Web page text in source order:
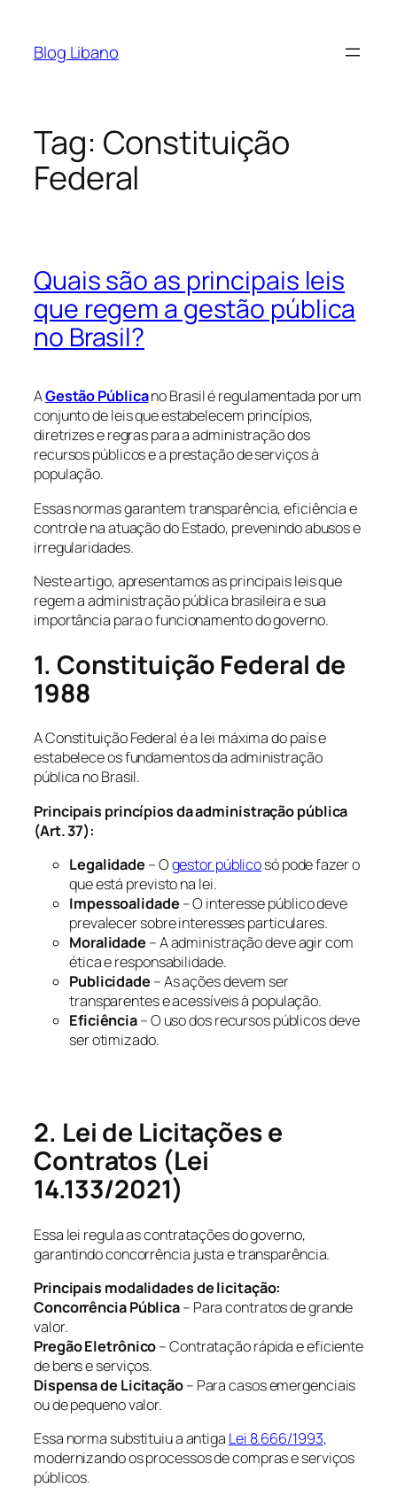
Blog Libano
Tag: Constituição
Federal
Quais são as principais leis
que regem a gestão pública
no Brasil?
AGestão Públicano Brasil é regulamentada por um
conjunto de leis que estabelecem princípios,
diretrizes e regras para a administração dos
recursos públicos e a prestação de serviços à
população.
Essas normas garantem transparência, eficiência e
controle na atuação do Estado, prevenindo abusos e
irregularidades.
Neste artigo, apresentamos as principais leis que
regem a administração pública brasileira e sua
importância para o funcionamento do governo.
1. Constituição Federal de
1988
A Constituição Federal é a lei máxima do país e
estabelece os fundamentos da administração
pública no Brasil.
Principais princípios da administração pública
(Art. 37):
Legalidade – Ogestor públicosó pode fazer o
que está previsto na lei.
Impessoalidade – O interesse público deve
prevalecer sobre interesses particulares.
Moralidade – A administração deve agir com
ética e responsabilidade.
Publicidade – As ações devem ser
transparentes e acessíveis à população.
Eficiência– O uso dos recursos públicos deve
ser otimizado.
2. Lei de Licitações e
Contratos (Lei
14.133/2021)
Essa lei regula as contratações do governo,
garantindo concorrência justa e transparência.
Principais modalidades de licitação:
Concorrência Pública– Para contratos de grande
valor.
Pregão Eletrônico– Contratação rápida e eficiente
de bens e serviços.
Dispensa de Licitação– Para casos emergenciais
ou de pequeno valor.
Essa norma substituiu a antiga Lei 8.666/1993,
modernizando os processos de compras e serviços
públicos.